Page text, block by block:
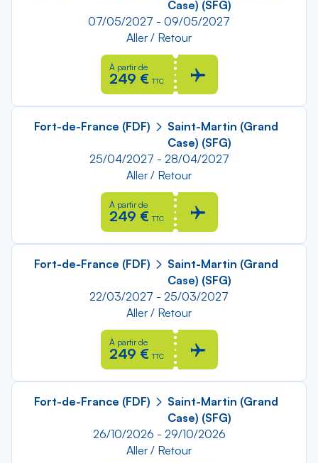
Case) (SFG)
07/05/2027 - 09/05/2027
Aller / Retour
À partir de
249 € TTC
Fort-de-France (FDF)
Saint-Martin (Grand
Case) (SFG)
25/04/2027 - 28/04/2027
Aller / Retour
À partir de
249 € TTC
Fort-de-France (FDF)
Saint-Martin (Grand
Case) (SFG)
22/03/2027 - 25/03/2027
Aller / Retour
À partir de
249 € TTC
Fort-de-France (FDF)
Saint-Martin (Grand
Case) (SFG)
26/10/2026 - 29/10/2026
Aller / Retour